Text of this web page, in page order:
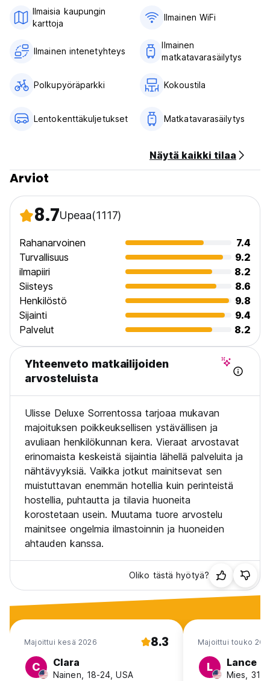
Ilmaisia ​​kaupungin
karttoja
Ilmainen WiFi
Ilmainen intenetyhteys
Ilmainen
matkatavarasäilytys
Polkupyöräparkki Kokoustila
Lentokenttäkuljetukset Matkatavarasäilytys
Näytä kaikki tilaa
Arviot
8.7Upeaa(1117)
Rahanarvoinen
7.4
Turvallisuus
9.2
ilmapiiri
8.2
Siisteys
8.6
Henkilöstö
9.8
Sijainti
9.4
Palvelut
8.2
Yhteenveto matkailijoiden
arvosteluista
Ulisse Deluxe Sorrentossa tarjoaa mukavan
majoituksen poikkeuksellisen ystävällisen ja
avuliaan henkilökunnan kera. Vieraat arvostavat
erinomaista keskeistä sijaintia lähellä palveluita ja
nähtävyyksiä. Vaikka jotkut mainitsevat sen
muistuttavan enemmän hotellia kuin perinteistä
hostellia, puhtautta ja tilavia huoneita
korostetaan usein. Muutama tuore arvostelu
mainitsee ongelmia ilmastoinnin ja huoneiden
ahtauden kanssa.
Oliko tästä hyötyä?
Majoittui kesä 2026 8.3
C Clara
Nainen, 18-24, USA
Majoittui touko
L Lance
Mies, 31-